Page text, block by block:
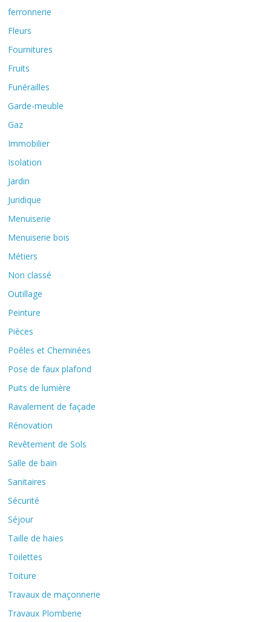
ferronnerie
Fleurs
Fournitures
Fruits
Funérailles
Garde-meuble
Gaz
Immobilier
Isolation
Jardin
Juridique
Menuiserie
Menuiserie bois
Métiers
Non classé
Outillage
Peinture
Pièces
Poêles et Cheminées
Pose de faux plafond
Puits de lumière
Ravalement de façade
Rénovation
Revêtement de Sols
Salle de bain
Sanitaires
Sécurité
Séjour
Taille de haies
Toilettes
Toiture
Travaux de maçonnerie
Travaux Plomberie